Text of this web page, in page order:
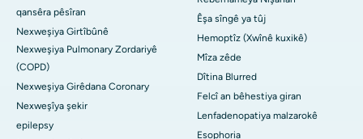
qansêra pêsîran
Nexweşiya Girtîbûnê
Nexweşiya Pulmonary Zordariyê
(COPD)
Nexweşiya Girêdana Coronary
Nexweşîya şekir
epilepsy
Êşa sîngê ya tûj
Hemoptîz (Xwînê kuxikê)
Mîza zêde
Dîtina Blurred
Felcî an bêhestiya giran
Lenfadenopatiya malzarokê
Esophoria